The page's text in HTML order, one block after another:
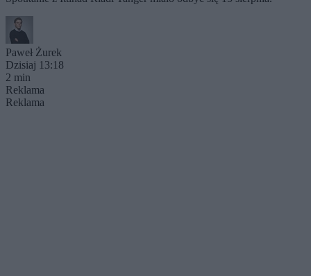
Paweł Żurek
Dzisiaj 13:18
2 min
Reklama
Reklama